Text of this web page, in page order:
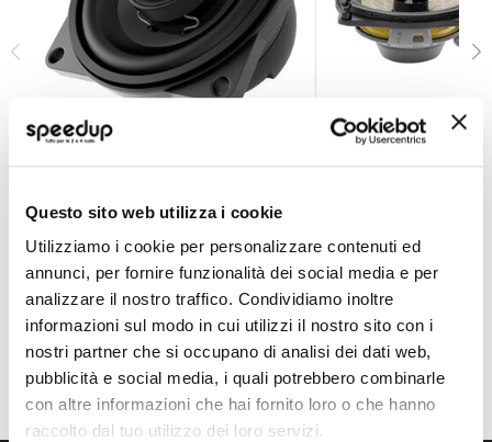
Questo sito web utilizza i cookie
Utilizziamo i cookie per personalizzare contenuti ed
annunci, per fornire funzionalità dei social media e per
analizzare il nostro traffico. Condividiamo inoltre
informazioni sul modo in cui utilizzi il nostro sito con i
nostri partner che si occupano di analisi dei dati web,
pubblicità e social media, i quali potrebbero combinarle
con altre informazioni che hai fornito loro o che hanno
raccolto dal tuo utilizzo dei loro servizi.
Coassiali APBMW X4M Small - AUDISON
AUDISON
193,05 €
CONSEGNA IN 48H Spedizione gratuita!
Coassiali IC
FOCAL
Spedizione gratuita!